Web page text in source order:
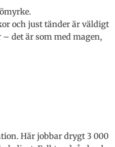
och just tänder är väldigt
det är som med magen,
Här jobbar drygt 3 000